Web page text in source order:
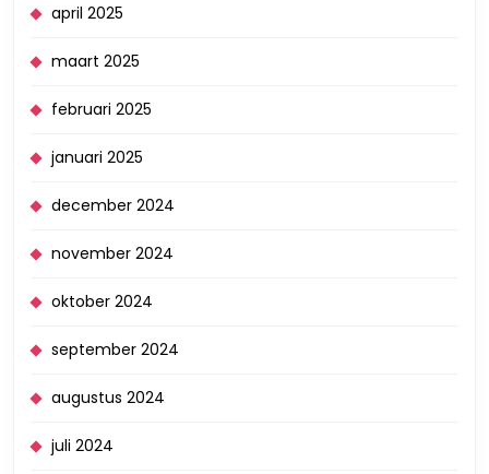
april 2025
maart 2025
februari 2025
januari 2025
december 2024
november 2024
oktober 2024
september 2024
augustus 2024
juli 2024